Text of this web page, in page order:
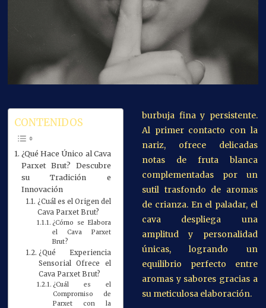
CONTENIDOS
¿Qué Hace Único al Cava
Parxet Brut? Descubre
su Tradición e
Innovación
¿Cuál es el Origen del
Cava Parxet Brut?
¿Cómo se Elabora
el Cava Parxet
Brut?
¿Qué Experiencia
Sensorial Ofrece el
Cava Parxet Brut?
¿Cuál es el
Compromiso de
Parxet con la
burbuja fina y persistente.
Al primer contacto con la
nariz, ofrece delicadas
notas de fruta blanca
complementadas por un
sutil trasfondo de aromas
de crianza. En el paladar, el
cava despliega una
amplitud y personalidad
únicas, logrando un
equilibrio perfecto entre
aromas y sabores gracias a
su meticulosa elaboración.